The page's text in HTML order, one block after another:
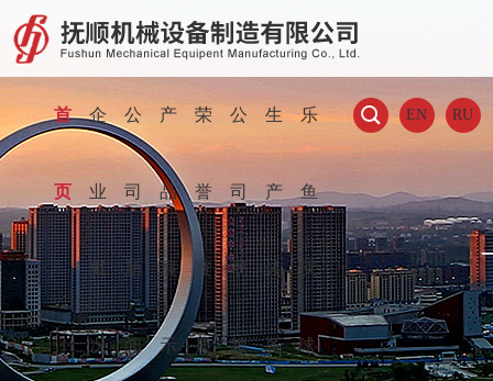
首
页
企
业
概
况
公
司
新
闻
产
品
展
示
荣
誉
资
质
公
司
视
频
生
产
装
备
乐
鱼
买
球-
 EN RU